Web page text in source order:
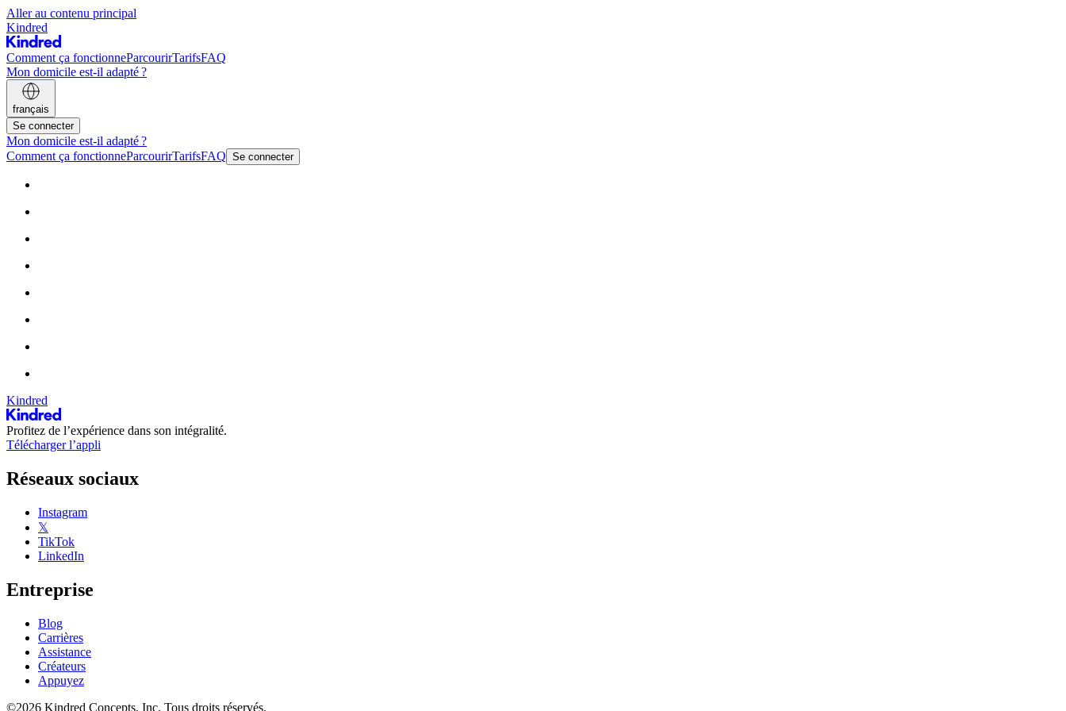
Aller au contenu principal
Kindred
Comment ça fonctionneParcourirTarifsFAQ
Mon domicile est-il adapté ?
français
Se connecter
Mon domicile est-il adapté ?
Comment ça fonctionneParcourirTarifsFAQ Se connecter
Kindred
Profitez de l’expérience dans son intégralité.
Télécharger l’appli
Réseaux sociaux
Instagram
𝕏
TikTok
LinkedIn
Entreprise
Blog
Carrières
Assistance
Créateurs
Appuyez
©2026 Kindred Concepts, Inc. Tous droits réservés.